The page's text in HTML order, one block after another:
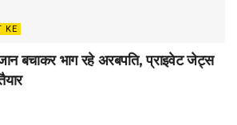
KE
बचाकर भाग रहे अरबपति, प्राइवेट जेट्स